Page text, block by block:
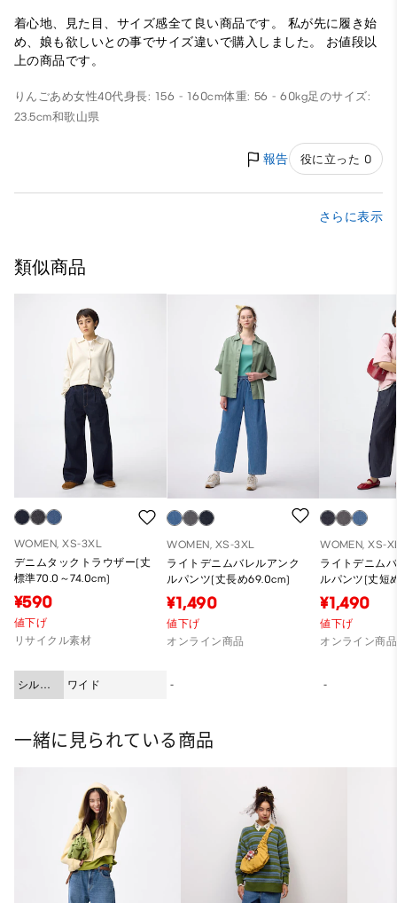
着心地、見た目、サイズ感全て良い商品です。 私が先に履き始
め、娘も欲しいとの事でサイズ違いで購入しました。 お値段以
上の商品です。
りんごあめ女性40代身長: 156 - 160cm体重: 56 - 60kg足のサイズ:
23.5cm和歌山県
報告 役に立った 0
さらに表示
類似商品
WOMEN, XS-3XL
デニムタックトラウザー(丈
標準70.0～74.0cm)
¥590
値下げ
リサイクル素材
シルエ
ット
ワイド
WOMEN, XS-3XL
ライトデニムバレルアンク
ルパンツ(丈長め69.0cm)
¥1,490
値下げ
オンライン商品
-
WOMEN, XS-
ライトデニム
ルパンツ(丈短
¥1,490
値下げ
オンライン商品
-
一緒に見られている商品